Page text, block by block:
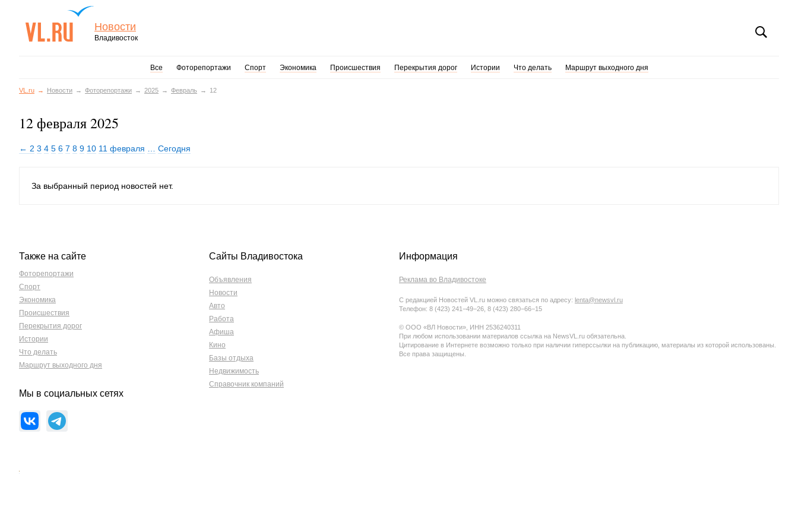
Новости
Владивосток
Все Фоторепортажи Спорт Экономика Происшествия Перекрытия дорог Истории Что делать Маршрут выходного дня
VL.ru Новости Фоторепортажи 2025 Февраль 12
12 февраля 2025
← 2 3 4 5 6 7 8 9 10 11 февраля Сегодня
За выбранный период новостей нет.
Также на сайте
Фоторепортажи
Спорт
Экономика
Происшествия
Перекрытия дорог
Истории
Что делать
Маршрут выходного дня
Мы в социальных сетях
Сайты Владивостока
Объявления
Новости
Авто
Работа
Афиша
Кино
Базы отдыха
Недвижимость
Справочник компаний
Информация
Реклама во Владивостоке
С редакцией Новостей VL.ru можно связаться по адресу: lenta@newsvl.ru
Телефон: 8 (423) 241−49−26, 8 (423) 280−66−15
© ООО «ВЛ Новости», ИНН 2536240311
При любом использовании материалов ссылка на NewsVL.ru обязательна.
Цитирование в Интернете возможно только при наличии гиперссылки на публикацию, материалы из которой использованы.
Все права защищены.